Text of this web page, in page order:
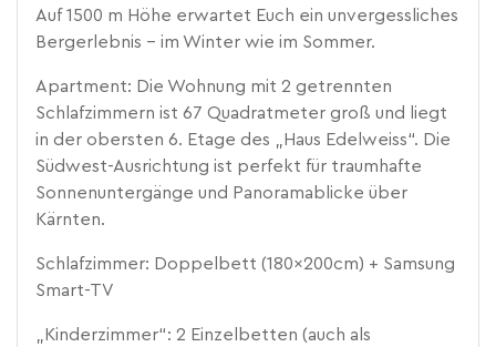
Auf 1500 m Höhe erwartet Euch ein unvergessliches
Bergerlebnis – im Winter wie im Sommer.
Apartment: Die Wohnung mit 2 getrennten
Schlafzimmern ist 67 Quadratmeter groß und liegt
in der obersten 6. Etage des „Haus Edelweiss“. Die
Südwest-Ausrichtung ist perfekt für traumhafte
Sonnenuntergänge und Panoramablicke über
Kärnten.
Schlafzimmer: Doppelbett (180x200cm) + Samsung
Smart-TV
„Kinderzimmer“: 2 Einzelbetten (auch als